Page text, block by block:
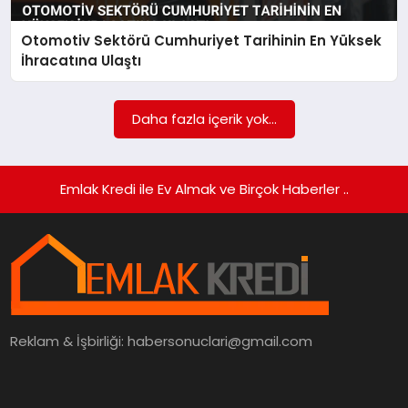
SIYASET
YAŞAM
Otomotiv Sektörü Cumhuriyet Tarihinin En Yüksek
İhracatına Ulaştı
Daha fazla içerik yok...
Emlak Kredi ile Ev Almak ve Birçok Haberler ..
Reklam & İşbirliği:habersonuclari@gmail.com